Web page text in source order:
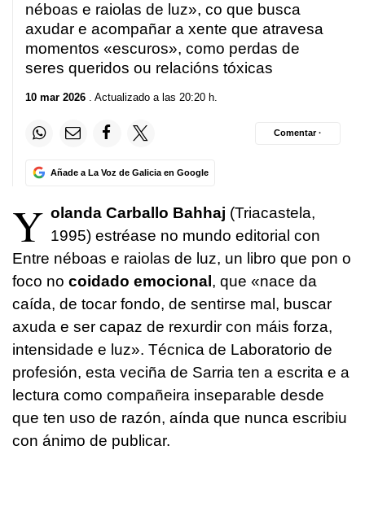
néboas e raiolas de luz», co que busca
axudar e acompañar a xente que atravesa
momentos «escuros», como perdas de
seres queridos ou relacións tóxicas
10 mar 2026 . Actualizado a las 20:20 h.
Añade a La Voz de Galicia en Google
Comentar ·
Y olanda Carballo Bahhaj (Triacastela,
1995) estréase no mundo editorial con
Entre néboas e raiolas de luz, un libro que pon o
foco no coidado emocional, que «nace da
caída, de tocar fondo, de sentirse mal, buscar
axuda e ser capaz de rexurdir con máis forza,
intensidade e luz». Técnica de Laboratorio de
profesión, esta veciña de Sarria ten a escrita e a
lectura como compañeira inseparable desde
que ten uso de razón, aínda que nunca escribiu
con ánimo de publicar.